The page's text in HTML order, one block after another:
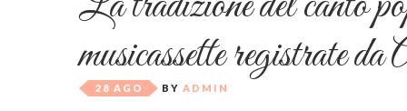
musicassette registrate
28 AGO BY ADMIN